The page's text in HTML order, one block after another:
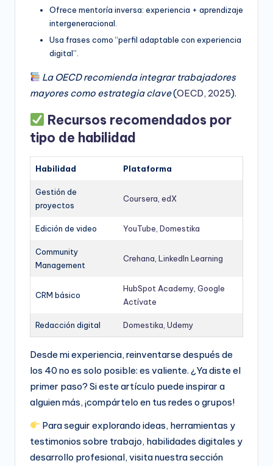
Ofrece mentoría inversa: experiencia + aprendizaje
intergeneracional.
Usa frases como “perfil adaptable con experiencia
digital”.
La OECD recomienda integrar trabajadores
mayores como estrategia clave(OECD, 2025).
Recursos recomendados por
tipo de habilidad
Habilidad Plataforma
Gestión de
proyectos
Coursera edX
Edición de video YouTube Domestika
Community
Management
Crehana LinkedIn Learning
CRM básico
HubSpot Academy Google
Actívate
Redacción digital Domestika Udemy
Desde mi experiencia, reinventarse después de
los 40 no es solo posible: es valiente. ¿Ya diste el
primer paso? Si este artículo puede inspirar a
alguien más, ¡compártelo en tus redes o grupos!
Para seguir explorando ideas, herramientas y
testimonios sobre trabajo, habilidades digitales y
desarrollo profesional, visita nuestra sección